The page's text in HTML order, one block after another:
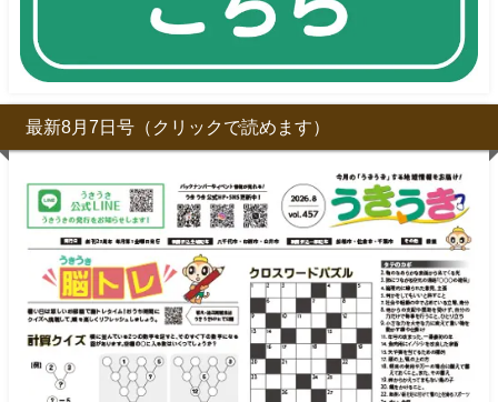
最新8月7日号（クリックで読めます）